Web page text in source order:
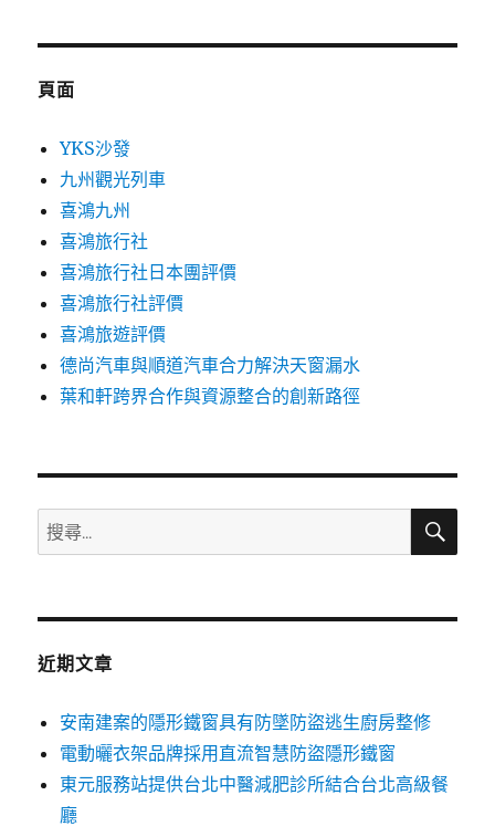
頁面
YKS沙發
九州觀光列車
喜鴻九州
喜鴻旅行社
喜鴻旅行社日本團評價
喜鴻旅行社評價
喜鴻旅遊評價
德尚汽車與順道汽車合力解決天窗漏水
葉和軒跨界合作與資源整合的創新路徑
搜
尋
鍵
搜
近期文章
安南建案的隱形鐵窗具有防墜防盜逃生廚房整修
電動曬衣架品牌採用直流智慧防盜隱形鐵窗
東元服務站提供台北中醫減肥診所結合台北高級餐
廳